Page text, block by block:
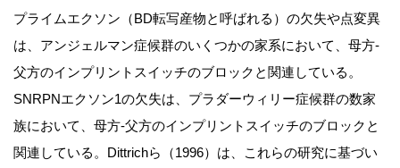
プライムエクソン（BD転写産物と呼ばれる）の欠失や点変異
は、アンジェルマン症候群のいくつかの家系において、母方-
父方のインプリントスイッチのブロックと関連している。
SNRPNエクソン1の欠失は、プラダーウィリー症候群の数家
族において、母方-父方のインプリントスイッチのブロックと
関連している。Dittrichら（1996）は、これらの研究に基づい